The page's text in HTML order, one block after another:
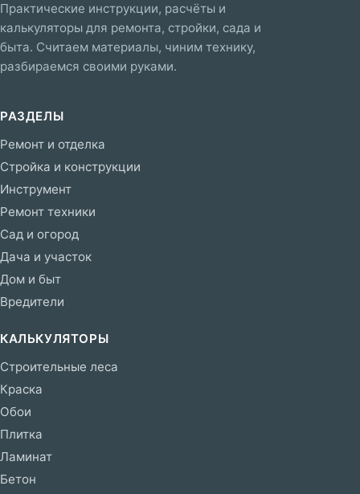
Практические инструкции, расчёты и
калькуляторы для ремонта, стройки, сада и
быта. Считаем материалы, чиним технику,
разбираемся своими руками.
РАЗДЕЛЫ
Ремонт и отделка
Стройка и конструкции
Инструмент
Ремонт техники
Сад и огород
Дача и участок
Дом и быт
Вредители
КАЛЬКУЛЯТОРЫ
Строительные леса
Краска
Обои
Плитка
Ламинат
Бетон